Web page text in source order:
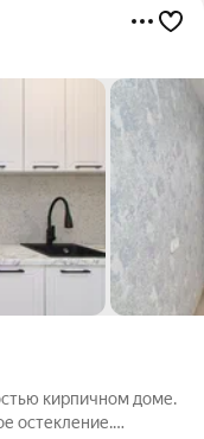
кирпичном доме.
остекление.